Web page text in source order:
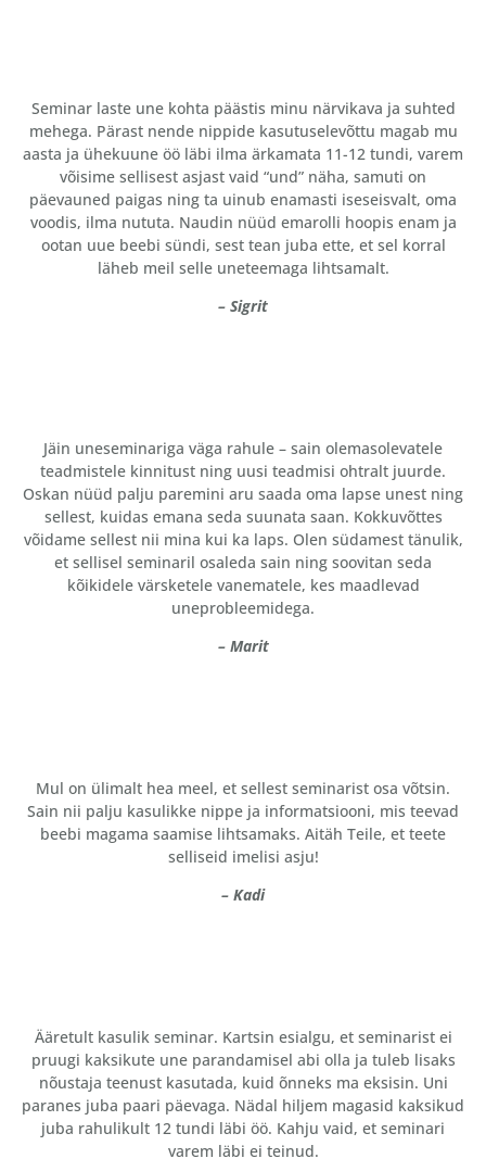
Seminar laste une kohta päästis minu närvikava ja suhted
mehega. Pärast nende nippide kasutuselevõttu magab mu
aasta ja ühekuune öö läbi ilma ärkamata 11-12 tundi, varem
võisime sellisest asjast vaid “und” näha, samuti on
päevauned paigas ning ta uinub enamasti iseseisvalt, oma
voodis, ilma nututa. Naudin nüüd emarolli hoopis enam ja
ootan uue beebi sündi, sest tean juba ette, et sel korral
läheb meil selle uneteemaga lihtsamalt.
– Sigrit
Jäin uneseminariga väga rahule – sain olemasolevatele
teadmistele kinnitust ning uusi teadmisi ohtralt juurde.
Oskan nüüd palju paremini aru saada oma lapse unest ning
sellest, kuidas emana seda suunata saan. Kokkuvõttes
võidame sellest nii mina kui ka laps. Olen südamest tänulik,
et sellisel seminaril osaleda sain ning soovitan seda
kõikidele värsketele vanematele, kes maadlevad
uneprobleemidega.
– Marit
Mul on ülimalt hea meel, et sellest seminarist osa võtsin.
Sain nii palju kasulikke nippe ja informatsiooni, mis teevad
beebi magama saamise lihtsamaks. Aitäh Teile, et teete
selliseid imelisi asju!
– Kadi
Ääretult kasulik seminar. Kartsin esialgu, et seminarist ei
pruugi kaksikute une parandamisel abi olla ja tuleb lisaks
nõustaja teenust kasutada, kuid õnneks ma eksisin. Uni
paranes juba paari päevaga. Nädal hiljem magasid kaksikud
juba rahulikult 12 tundi läbi öö. Kahju vaid, et seminari
varem läbi ei teinud.